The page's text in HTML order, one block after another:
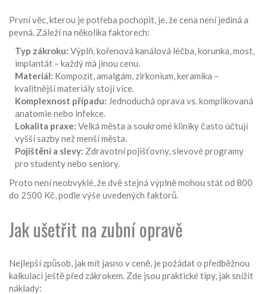
První věc, kterou je potřeba pochopit, je, že cena není jediná a
pevná. Záleží na několika faktorech:
Typ zákroku: Výplň, kořenová kanálová léčba, korunka, most,
implantát – každý má jinou cenu.
Materiál: Kompozit, amalgám, zirkonium, keramika –
kvalitnější materiály stojí více.
Komplexnost případu: Jednoduchá oprava vs. komplikovaná
anatomie nebo infekce.
Lokalita praxe: Velká města a soukromé kliniky často účtují
vyšší sazby než menší města.
Pojištění a slevy: Zdravotní pojišťovny, slevové programy
pro studenty nebo seniory.
Proto není neobvyklé, že dvě stejná výplně mohou stát od 800
do 2500 Kč, podle výše uvedených faktorů.
Jak ušetřit na zubní opravě
Nejlepší způsob, jak mít jasno v ceně, je požádat o předběžnou
kalkulaci ještě před zákrokem. Zde jsou praktické tipy, jak snížit
náklady: